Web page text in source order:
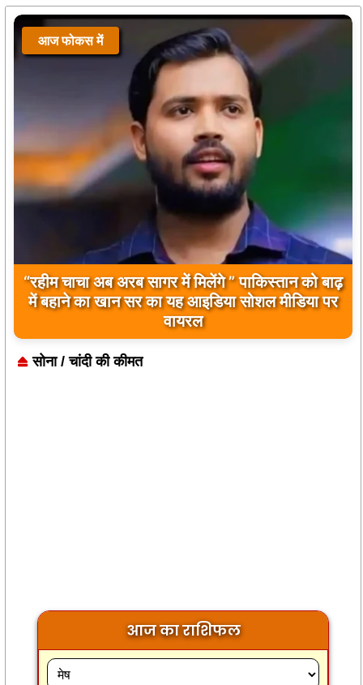
आज फोकस में
बिलावल भुट्टो द्वारा सिंधु नदी और भारत को लेकर दिए गए
बयान पर भारत के केंद्रीय मंत्रियों की कड़ी प्रतिक्रिया
सोना / चांदी की कीमत
आज का राशिफल